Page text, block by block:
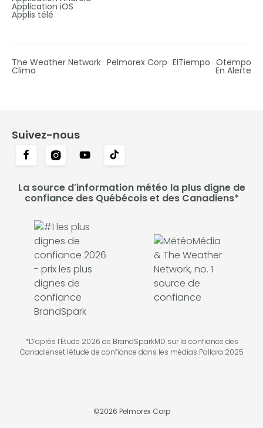
Application iOS
Applis télé
The Weather Network Pelmorex Corp ElTiempo Otempo
Clima En Alerte
Suivez-nous
La source d'information météo la plus digne de
confiance des Québécois et des Canadiens*
*D’après l’Étude 2026 de BrandSparkMD sur la confiance des
Canadienset l'étude de confiance dans les médias Pollara 2025
©2026 Pelmorex Corp